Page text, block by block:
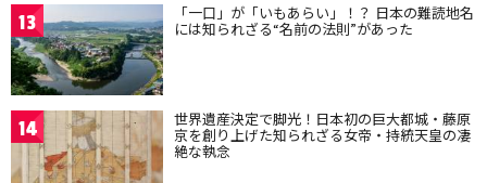
13 「一口」が「いもあらい」！？ 日本の難読地名
には知られざる“名前の法則”があった
14 世界遺産決定で脚光！日本初の巨大都城・藤原
京を創り上げた知られざる女帝・持統天皇の凄
絶な執念